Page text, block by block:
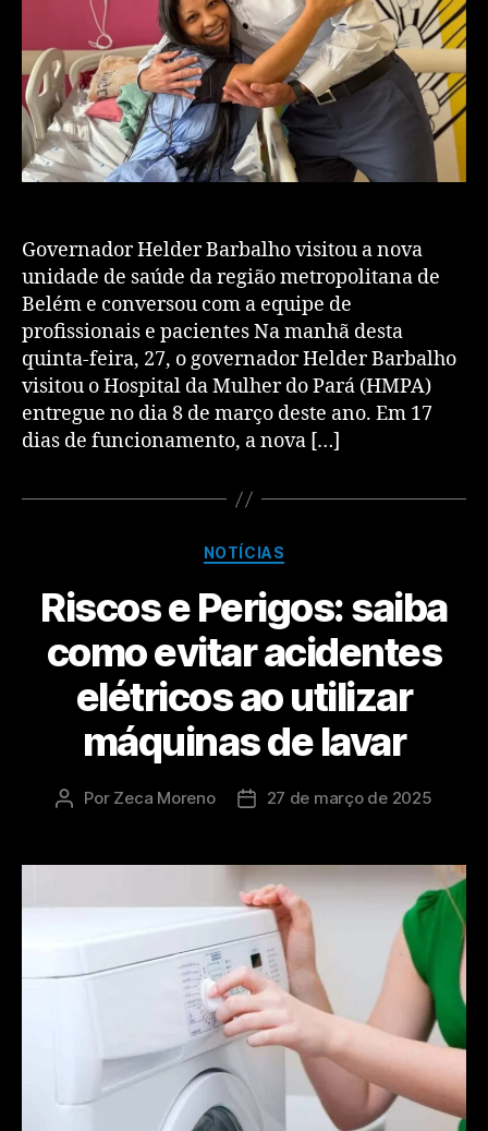
Governador Helder Barbalho visitou a nova
unidade de saúde da região metropolitana de
Belém e conversou com a equipe de
profissionais e pacientes Na manhã desta
quinta-feira, 27, o governador Helder Barbalho
visitou o Hospital da Mulher do Pará (HMPA)
entregue no dia 8 de março deste ano. Em 17
dias de funcionamento, a nova […]
NOTÍCIAS
Riscos e Perigos: saiba
como evitar acidentes
elétricos ao utilizar
máquinas de lavar
Por Zeca Moreno 27 de março de 2025